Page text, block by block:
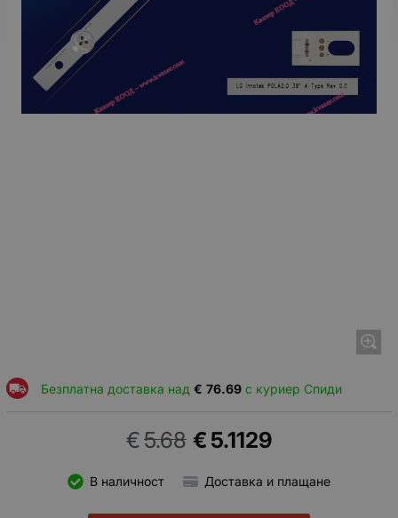
Безплатна доставка над 76.69
€ с куриер Спиди
5.68
€ 5.1129
€
В наличност Доставка и плащане